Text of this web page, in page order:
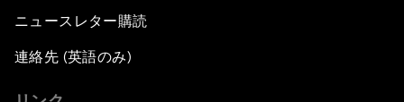
ニュースレター購読
連絡先 (英語のみ)